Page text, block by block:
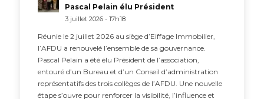
Pascal Pelain élu Président
3 juillet 2026 - 17h18
Réunie le 2 juillet 2026 au siège d’Eiffage Immobilier,
l’AFDU a renouvelé l’ensemble de sa gouvernance.
Pascal Pelain a été élu Président de l’association,
entouré d’un Bureau et d’un Conseil d’administration
représentatifs des trois collèges de l’AFDU. Une nouvelle
étape s’ouvre pour renforcer la visibilité, l’influence et